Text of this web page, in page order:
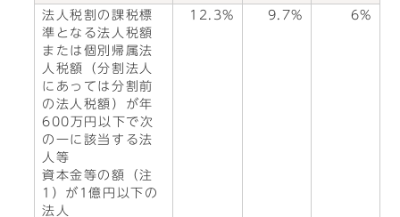
法人税割の課税標
準となる法人税額
または個別帰属法
人税額（分割法人
にあっては分割前
の法人税額）が年
600万円以下で次
の一に該当する法
人等
資本金等の額（注
1）が1億円以下の
法人
12.3% 9.7% 6%